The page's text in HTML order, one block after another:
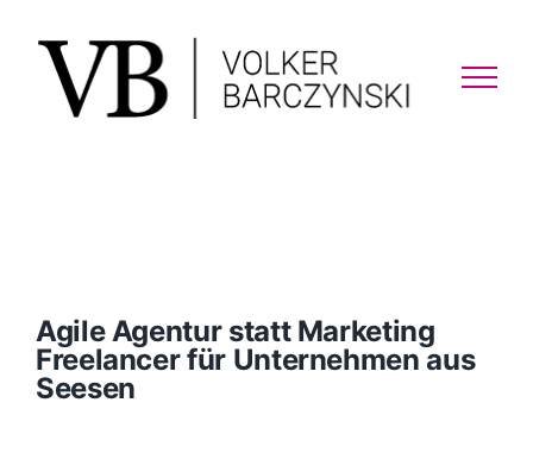
content
Agile Agentur statt Marketing
Freelancer für Unternehmen aus
Seesen